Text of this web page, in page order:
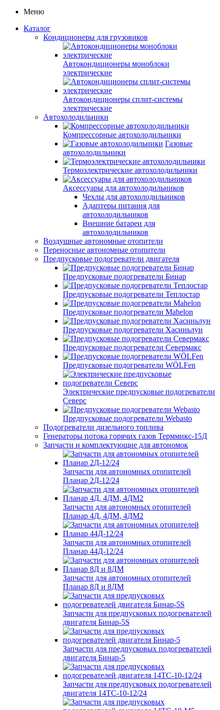
Меню
Каталог
Кондиционеры для грузовиков
Автокондиционеры моноблоки
электрические
Автокондиционеры сплит-системы
электрические
Автохолодильники
Компрессорные автохолодильники
Газовые
автохолодильники
Термоэлектрические автохолодильники
Аксессуары для автохолодильников
Чехлы для автохолодильников
Адаптеры питания для
автохолодильников
Внешние батареи для
автохолодильников
Воздушные автономные отопители
Переносные автономные отопители
Предпусковые подогреватели двигателя
Предпусковые подогреватели Бинар
Предпусковые подогреватели Теплостар
Предпусковые подогреватели Mahelon
Предпусковые подогреватели Хасиньлун
Предпусковые подогреватели Севермакс
Предпусковые подогреватели WÖLFen
Электрические предпусковые подогреватели
Северс
Предпусковые подогреватели Webasto
Подогреватели дизельного топлива
Генераторы потока горячих газов Терммикс-15Д
Запчасти и комплектующие для автономок
Запчасти для автономных отопителей
Планар 2Д-12/24
Запчасти для автономных отопителей
Планар 4Д, 4ДМ, 4ДМ2
Запчасти для автономных отопителей
Планар 44Д-12/24
Запчасти для автономных отопителей
Планар 8Д и 8ДМ
Запчасти для предпусковых подогревателей
двигателя Бинар-5S
Запчасти для предпусковых подогревателей
двигателя Бинар-5
Запчасти для предпусковых подогревателей
двигателя 14ТС-10-12/24